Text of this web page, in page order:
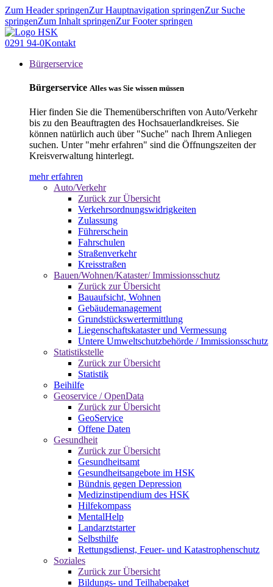
Zum Header springenZur Hauptnavigation springenZur Suche
springenZum Inhalt springenZur Footer springen
0291 94-0Kontakt
Bürgerservice
Bürgerservice Alles was Sie wissen müssen
Hier finden Sie die Themenüberschriften von Auto/Verkehr
bis zu den Beauftragten des Hochsauerlandkreises. Sie
können natürlich auch über "Suche" nach Ihrem Anliegen
suchen. Unter "mehr erfahren" sind die Öffnungszeiten der
Kreisverwaltung hinterlegt.
mehr erfahren
Auto/Verkehr
Zurück zur Übersicht
Verkehrsordnungswidrigkeiten
Zulassung
Führerschein
Fahrschulen
Straßenverkehr
Kreisstraßen
Bauen/Wohnen/Kataster/ Immissionsschutz
Zurück zur Übersicht
Bauaufsicht, Wohnen
Gebäudemanagement
Grundstückswertermittlung
Liegenschaftskataster und Vermessung
Untere Umweltschutzbehörde / Immissionsschutz
Statistikstelle
Zurück zur Übersicht
Statistik
Beihilfe
Geoservice / OpenData
Zurück zur Übersicht
GeoService
Offene Daten
Gesundheit
Zurück zur Übersicht
Gesundheitsamt
Gesundheitsangebote im HSK
Bündnis gegen Depression
Medizinstipendium des HSK
Hilfekompass
MentalHelp
Landarztstarter
Selbsthilfe
Rettungsdienst, Feuer- und Katastrophenschutz
Soziales
Zurück zur Übersicht
Bildungs- und Teilhabepaket